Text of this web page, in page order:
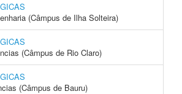
(Câmpus de Ilha Solteira)
(Câmpus de Rio Claro)
(Câmpus de Bauru)